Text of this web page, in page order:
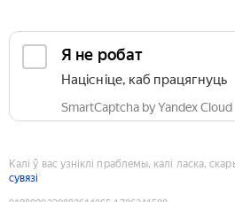
Я не робат
Націсніце, каб працягнуць
SmartCaptcha by Yandex Cloud
Калі ў вас узніклі праблемы, калі ласка,
сувязі